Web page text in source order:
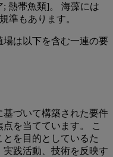
熱帯魚類]。 海藻には
準もあります。
は以下を含む一連の要
基づいて構築された要件
を当てています。 こ
を目的としているた
践活動、技術を反映す